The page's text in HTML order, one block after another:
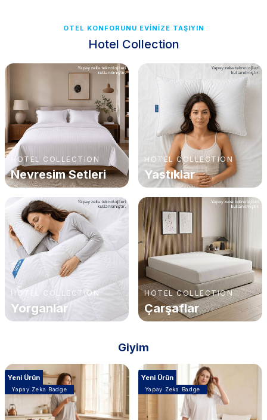
OTEL KONFORUNU EVİNİZE TAŞIYIN
Hotel Collection
HOTEL COLLECTION
Nevresim Setleri
HOTEL COLLECTION
Yastıklar
HOTEL COLLECTION
Yorganlar
HOTEL COLLECTION
Çarşaflar
Giyim
Yeni Ürün
Yapay Zeka Badge
Yeni Ürün
Yapay Zeka Badge